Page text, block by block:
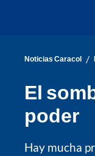
Noticias Caracol /
El
poder
Hay mucha